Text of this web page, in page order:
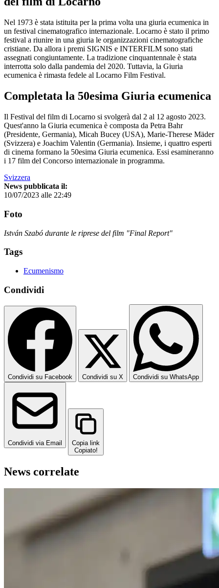
Nel 1973 è stata istituita per la prima volta una giuria ecumenica in
un festival cinematografico internazionale. Locarno è stato il primo
festival a riunire in una giuria le organizzazioni cinematografiche
cristiane. Da allora i premi SIGNIS e INTERFILM sono stati
assegnati congiuntamente. La tradizione cinquantennale è stata
interrotta solo dalla pandemia del 2020. Tuttavia, la Giuria
ecumenica è rimasta fedele al Locarno Film Festival.
Completata la 50esima Giuria ecumenica
Il Festival del film di Locarno si svolgerà dal 2 al 12 agosto 2023.
Quest'anno la Giuria ecumenica è composta da Petra Bahr
(Presidente, Germania), Micah Bucey (USA), Marie-Therese Mäder
(Svizzera) e Joachim Valentin (Germania). Insieme, i quattro esperti
di cinema formano la 50esima Giuria ecumenica. Essi esamineranno
i 17 film del Concorso internazionale in programma.
Svizzera
News pubblicata il:
10/07/2023 alle 22:49
Foto
István Szabó durante le riprese del film "Final Report"
Tags
Ecumenismo
Condividi
Condividi su Facebook Condividi su X Condividi su WhatsApp
Condividi via Email
Copia link
Copiato!
News correlate